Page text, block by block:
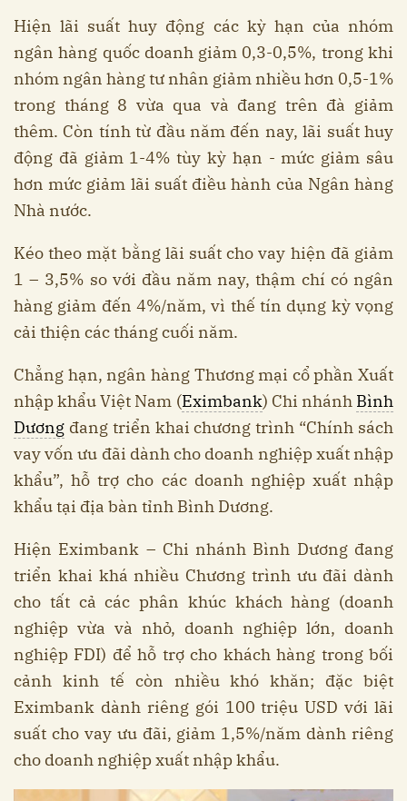
Hiện lãi suất huy động các kỳ hạn của nhóm
ngân hàng quốc doanh giảm 0,3-0,5%, trong khi
nhóm ngân hàng tư nhân giảm nhiều hơn 0,5-1%
trong tháng 8 vừa qua và đang trên đà giảm
thêm. Còn tính từ đầu năm đến nay, lãi suất huy
động đã giảm 1-4% tùy kỳ hạn - mức giảm sâu
hơn mức giảm lãi suất điều hành của Ngân hàng
Nhà nước.
Kéo theo mặt bằng lãi suất cho vay hiện đã giảm
1 – 3,5% so với đầu năm nay, thậm chí có ngân
hàng giảm đến 4%/năm, vì thế tín dụng kỳ vọng
cải thiện các tháng cuối năm.
Chẳng hạn, ngân hàng Thương mại cổ phần Xuất
nhập khẩu Việt Nam (Eximbank) Chi nhánh Bình
Dương đang triển khai chương trình “Chính sách
vay vốn ưu đãi dành cho doanh nghiệp xuất nhập
khẩu”, hỗ trợ cho các doanh nghiệp xuất nhập
khẩu tại địa bàn tỉnh Bình Dương.
Hiện Eximbank – Chi nhánh Bình Dương đang
triển khai khá nhiều Chương trình ưu đãi dành
cho tất cả các phân khúc khách hàng (doanh
nghiệp vừa và nhỏ, doanh nghiệp lớn, doanh
nghiệp FDI) để hỗ trợ cho khách hàng trong bối
cảnh kinh tế còn nhiều khó khăn; đặc biệt
Eximbank dành riêng gói 100 triệu USD với lãi
suất cho vay ưu đãi, giảm 1,5%/năm dành riêng
cho doanh nghiệp xuất nhập khẩu.